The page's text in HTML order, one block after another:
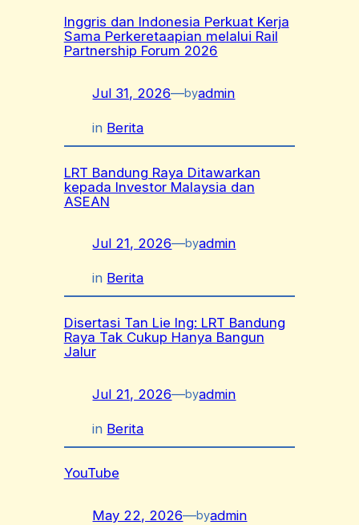
Inggris dan Indonesia Perkuat Kerja
Sama Perkeretaapian melalui Rail
Partnership Forum 2026
Jul 31, 2026—byadmin
in Berita
LRT Bandung Raya Ditawarkan
kepada Investor Malaysia dan
ASEAN
Jul 21, 2026—byadmin
in Berita
Disertasi Tan Lie Ing: LRT Bandung
Raya Tak Cukup Hanya Bangun
Jalur
Jul 21, 2026—byadmin
in Berita
YouTube
May 22, 2026—byadmin